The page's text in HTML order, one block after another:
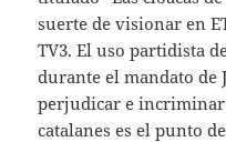
suerte de visionar en
TV3. El uso partidista
durante el mandato de
perjudicar e
catalanes es el punto